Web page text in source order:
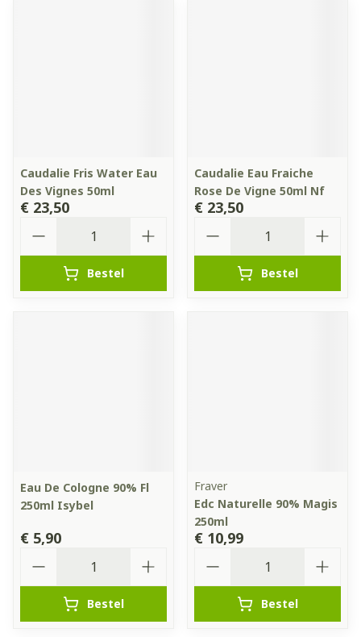
Caudalie Fris Water Eau
Des Vignes 50ml
€ 23,50
Bestel
Caudalie Eau Fraiche
Rose De Vigne 50ml Nf
€ 23,50
Bestel
Eau De Cologne 90% Fl
250ml Isybel
€ 5,90
Bestel
Fraver
Edc Naturelle 90% Magis
250ml
€ 10,99
Bestel